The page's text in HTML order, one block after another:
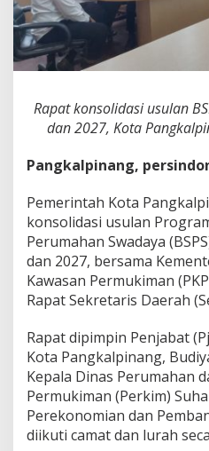
a
V
e
r
f
k
s
i
D
a
t
a
e
n
e
r
m
a
Rapat konsolidasi usulan
dan 2027, Kota
Pangkalpinang,
Pemerintah Kota
konsolidasi usulan
Perumahan Swadaya
dan 2027, bersama
Kawasan Permukiman
Rapat Sekretaris Daerah
Rapat dipimpin Penjabat
Kota Pangkalpinang,
Kepala Dinas Perumahan
Permukiman (Perkim)
Perekonomian dan
diikuti camat dan lurah